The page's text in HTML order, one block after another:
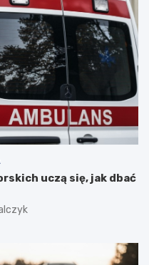
uczą się, jak dbać